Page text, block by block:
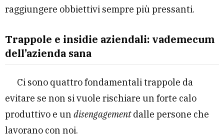
raggiungere obbiettivi sempre più pressanti.
Trappole e insidie aziendali: vademecum
dell’azienda sana
Ci sono quattro fondamentali trappole da
evitare se non si vuole rischiare un forte calo
produttivo e un disengagementdalle persone che
lavorano con noi.